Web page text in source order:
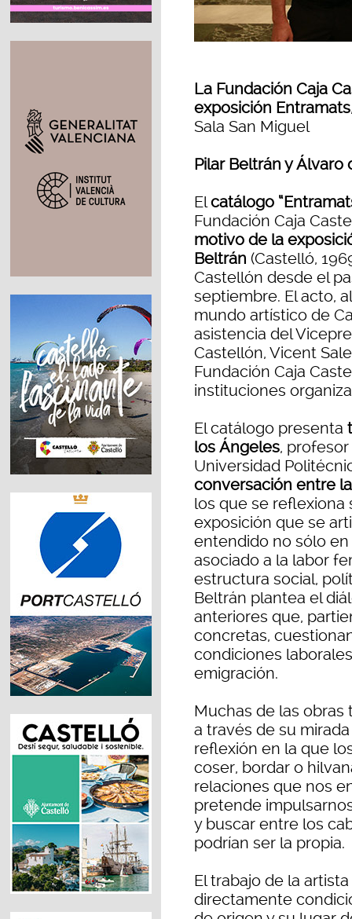
La Fundación Caja
exposición Entramats
Sala San Miguel
Pilar Beltrán y Álvaro
Elcatálogo
Fundación Caja
motivo de la
Beltrán (Castelló,
Castellón desde el
septiembre. El acto,
mundo artístico de
asistencia del
Castellón, Vicent
Fundación Caja
instituciones
El catálogo presenta
los Ángeles,
Universidad
conversación entre
los que se reflexiona
exposición que se
entendido no sólo
asociado a la labor
estructura social,
Beltrán plantea el
anteriores que,
concretas,
condiciones
emigración.
Muchas de las obras
a través de su
reflexión en la que
coser, bordar o
relaciones que nos
pretende
y buscar entre los
podrían ser la propia.
El trabajo de la
directamente